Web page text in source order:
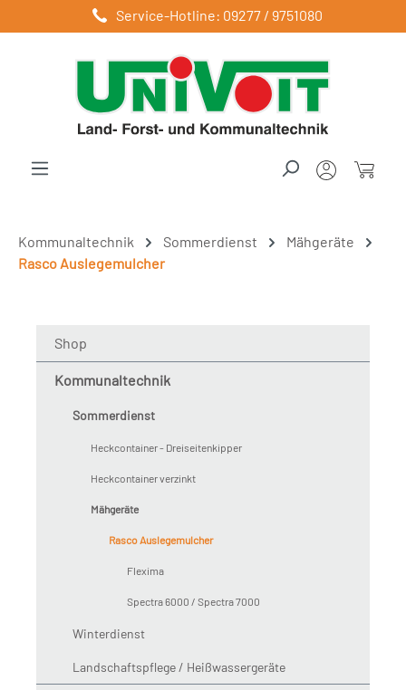
Zum Hauptinhalt springenService-Hotline: 09277 / 9751080
Kommunaltechnik Sommerdienst
Mähgeräte
Rasco Auslegemulcher
Shop
Kommunaltechnik
Sommerdienst
Heckcontainer - Dreiseitenkipper
Heckcontainer verzinkt
Mähgeräte
Rasco Auslegemulcher
Flexima
Spectra 6000 / Spectra 7000
Winterdienst
Landschaftspflege / Heißwassergeräte